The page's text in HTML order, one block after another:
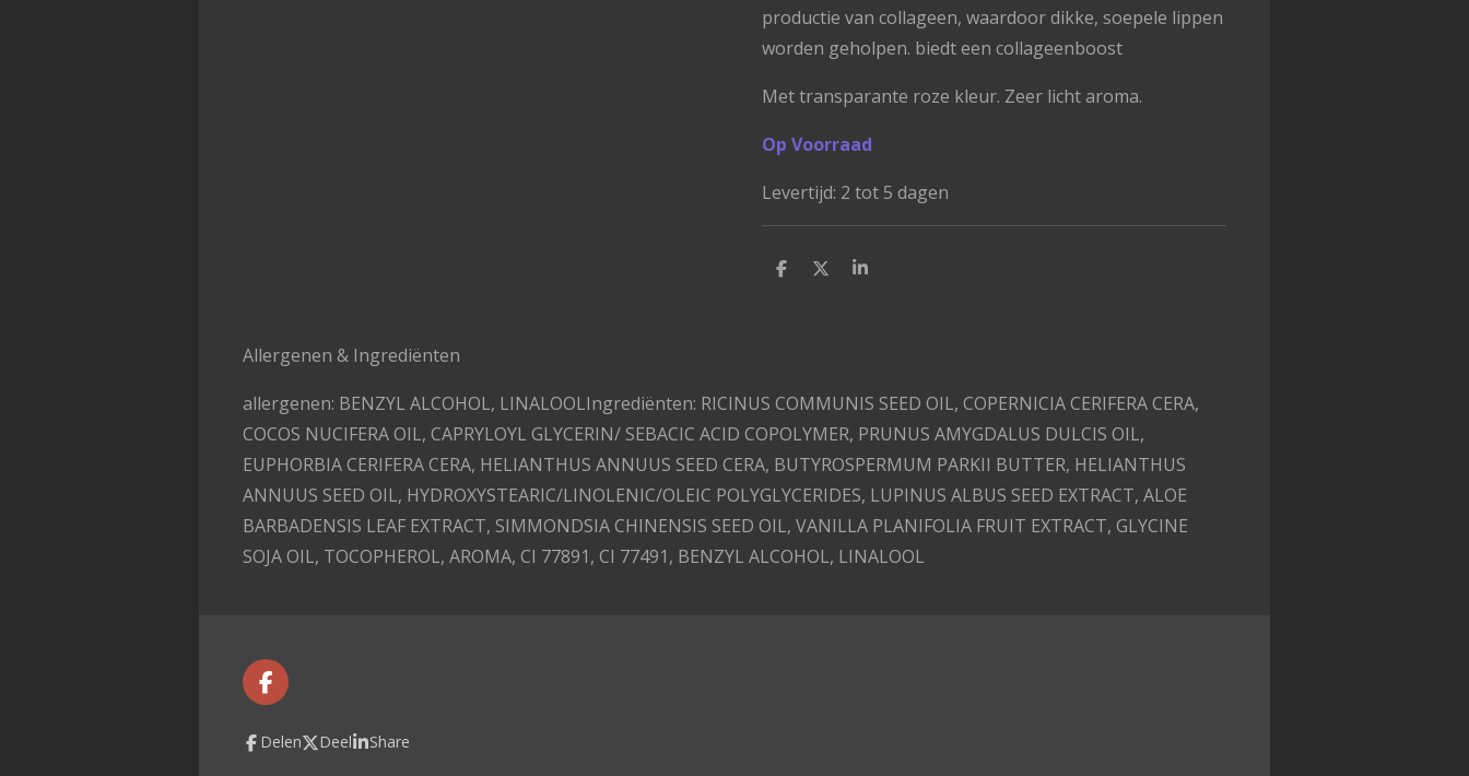
productie van collageen, waardoor dikke, soepele lippen
worden geholpen. biedt een collageenboost
Met transparante roze kleur. Zeer licht aroma.
Op Voorraad
Levertijd: 2 tot 5 dagen
D
D
S
Allergenen & Ingrediënten
allergenen: BENZYL ALCOHOL, LINALOOLIngrediënten: RICINUS COMMUNIS SEED OIL, COPERNICIA CERIFERA CERA,
COCOS NUCIFERA OIL, CAPRYLOYL GLYCERIN/ SEBACIC ACID COPOLYMER, PRUNUS AMYGDALUS DULCIS OIL,
EUPHORBIA CERIFERA CERA, HELIANTHUS ANNUUS SEED CERA, BUTYROSPERMUM PARKII BUTTER, HELIANTHUS
ANNUUS SEED OIL, HYDROXYSTEARIC/LINOLENIC/OLEIC POLYGLYCERIDES, LUPINUS ALBUS SEED EXTRACT, ALOE
BARBADENSIS LEAF EXTRACT, SIMMONDSIA CHINENSIS SEED OIL, VANILLA PLANIFOLIA FRUIT EXTRACT, GLYCINE
SOJA OIL, TOCOPHEROL, AROMA, CI 77891, CI 77491, BENZYL ALCOHOL, LINALOOL
F
a
c
e
Delen Deel Share